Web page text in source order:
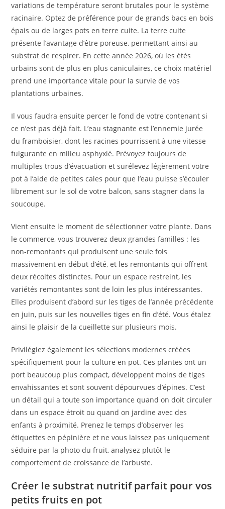
variations de température seront brutales pour le système
racinaire. Optez de préférence pour de grands bacs en bois
épais ou de larges pots en terre cuite. La terre cuite
présente l’avantage d’être poreuse, permettant ainsi au
substrat de respirer. En cette année 2026, où les étés
urbains sont de plus en plus caniculaires, ce choix matériel
prend une importance vitale pour la survie de vos
plantations urbaines.
Il vous faudra ensuite percer le fond de votre contenant si
ce n’est pas déjà fait. L’eau stagnante est l’ennemie jurée
du framboisier, dont les racines pourrissent à une vitesse
fulgurante en milieu asphyxié. Prévoyez toujours de
multiples trous d’évacuation et surélevez légèrement votre
pot à l’aide de petites cales pour que l’eau puisse s’écouler
librement sur le sol de votre balcon, sans stagner dans la
soucoupe.
Vient ensuite le moment de sélectionner votre plante. Dans
le commerce, vous trouverez deux grandes familles : les
non-remontants qui produisent une seule fois
massivement en début d’été, et les remontants qui offrent
deux récoltes distinctes. Pour un espace restreint, les
variétés remontantes sont de loin les plus intéressantes.
Elles produisent d’abord sur les tiges de l’année précédente
en juin, puis sur les nouvelles tiges en fin d’été. Vous étalez
ainsi le plaisir de la cueillette sur plusieurs mois.
Privilégiez également les sélections modernes créées
spécifiquement pour la culture en pot. Ces plantes ont un
port beaucoup plus compact, développent moins de tiges
envahissantes et sont souvent dépourvues d’épines. C’est
un détail qui a toute son importance quand on doit circuler
dans un espace étroit ou quand on jardine avec des
enfants à proximité. Prenez le temps d’observer les
étiquettes en pépinière et ne vous laissez pas uniquement
séduire par la photo du fruit, analysez plutôt le
comportement de croissance de l’arbuste.
Créer le substrat nutritif parfait pour vos
petits fruits en pot